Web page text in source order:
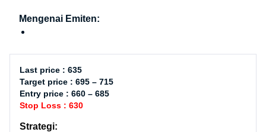
Mengenai Emiten:
Last price : 635
Target price : 695 – 715
Entry price : 660 – 685
Stop Loss : 630
Strategi: